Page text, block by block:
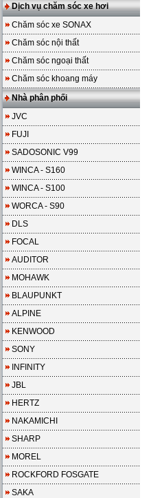
Dịch vụ chăm sóc xe hơi
Chăm sóc xe SONAX
Chăm sóc nội thất
Chăm sóc ngoại thất
Chăm sóc khoang máy
Nhà phân phối
JVC
FUJI
SADOSONIC V99
WINCA - S160
WINCA - S100
WORCA - S90
DLS
FOCAL
AUDITOR
MOHAWK
BLAUPUNKT
ALPINE
KENWOOD
SONY
INFINITY
JBL
HERTZ
NAKAMICHI
SHARP
MOREL
ROCKFORD FOSGATE
SAKA